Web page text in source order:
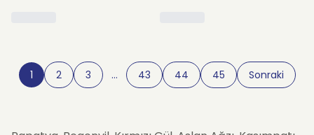
1 2 3 … 43 44 45 Sonraki